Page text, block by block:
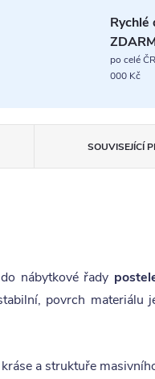
Rychlé
po celé
000 Kč
SOUVISEJÍCÍ
nábytkové řady
povrch materiálu
a struktuře